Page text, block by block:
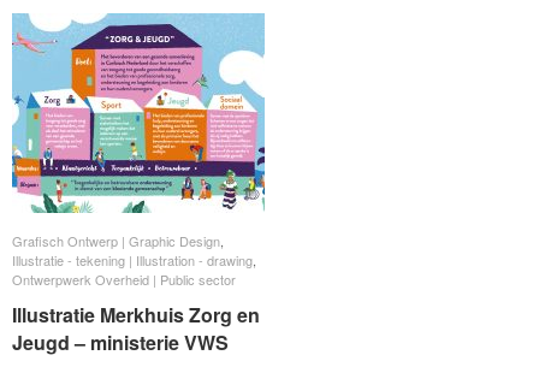
Grafisch Ontwerp | Graphic Design
Illustratie - tekening | Illustration - drawing
Ontwerpwerk Overheid | Public sector
Illustratie Merkhuis Zorg en
Jeugd – ministerie VWS
Grafisch Ontwerp | Graphic Design
Illustratie - tekening | Illustration - drawing
Ontwerpwerk Overheid | Public sector
Illustratie Merkhuis Zorg en
Jeugd – ministerie VWS